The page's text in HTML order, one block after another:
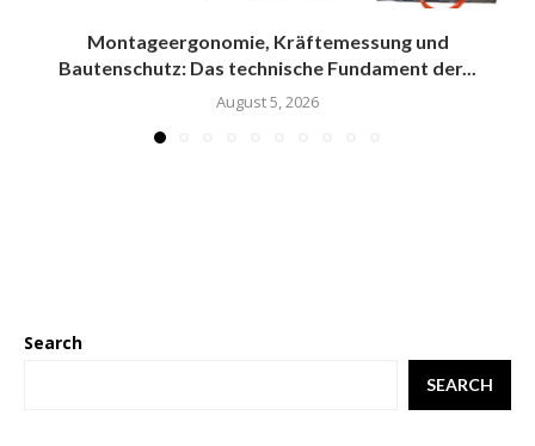
Montageergonomie, Kräftemessung und
Bautenschutz: Das technische Fundament der...
August 5, 2026
Search
SEARCH